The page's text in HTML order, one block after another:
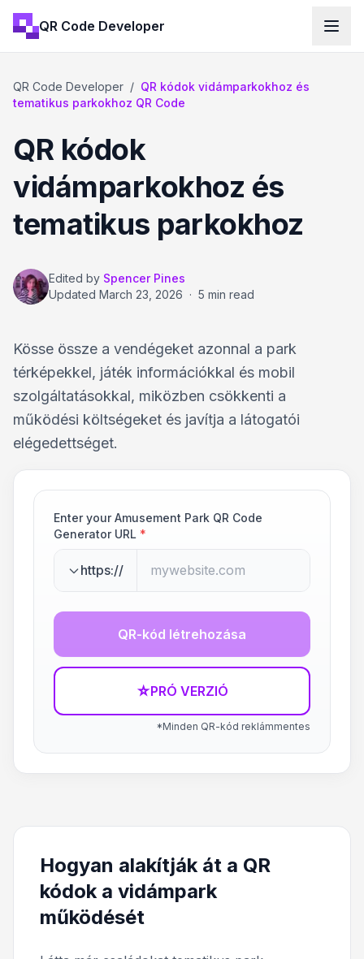
QR Code Developer
QR Code Developer / QR kódok vidámparkokhoz és
tematikus parkokhoz QR Code
QR kódok
vidámparkokhoz és
tematikus parkokhoz
Edited by Spencer Pines
Updated March 23, 2026 · 5 min read
Kösse össze a vendégeket azonnal a park
térképekkel, játék információkkal és mobil
szolgáltatásokkal, miközben csökkenti a
működési költségeket és javítja a látogatói
elégedettséget.
Enter your Amusement Park QR Code
Generator URL *
https://
QR-kód létrehozása
☆PRÓ VERZIÓ
*Minden QR-kód reklámmentes
Hogyan alakítják át a QR
kódok a vidámpark
működését